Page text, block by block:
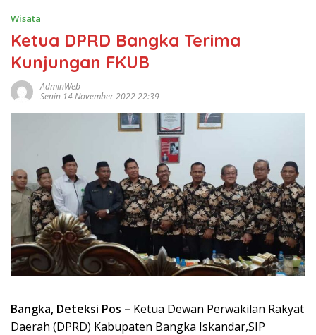
Wisata
Ketua DPRD Bangka Terima
Kunjungan FKUB
AdminWeb
Senin 14 November 2022 22:39
Bangka, Deteksi Pos – Ketua Dewan Perwakilan Rakyat
Daerah (DPRD) Kabupaten Bangka Iskandar,SIP